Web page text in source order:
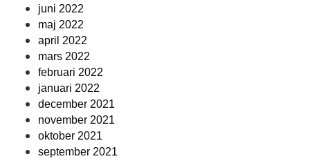
juni 2022
maj 2022
april 2022
mars 2022
februari 2022
januari 2022
december 2021
november 2021
oktober 2021
september 2021